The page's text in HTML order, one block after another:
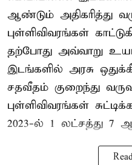
ஆண்டும் அதிகரித்து
புள்ளிவிவரங்கள்
தற்போது அவ்வாறு
இடங்களில் அரசு
சதவீதம் குறைந்து
புள்ளிவிவரங்கள்
2023-ல் 1 லட்சத்து 7